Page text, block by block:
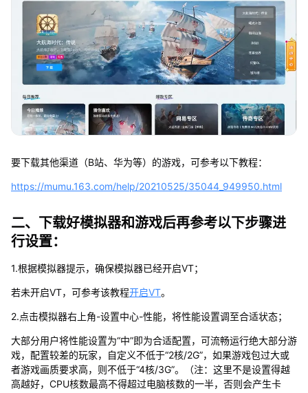
要下载其他渠道（B站、华为等）的游戏，可参考以下教程：
https://mumu.163.com/help/20210525/35044_949950.html
二、下载好模拟器和游戏后再参考以下步骤进
行设置：
1.根据模拟器提示，确保模拟器已经开启VT；
若未开启VT，可参考该教程开启VT。
2.点击模拟器右上角-设置中心-性能，将性能设置调至合适状态；
大部分用户将性能设置为“中”即为合适配置，可流畅运行绝大部分游
戏，配置较差的玩家，自定义不低于“2核/2G”，如果游戏包过大或
者游戏画质要求高，则不低于“4核/3G”。（注：这里不是设置得越
高越好，CPU核数最高不得超过电脑核数的一半，否则会产生卡